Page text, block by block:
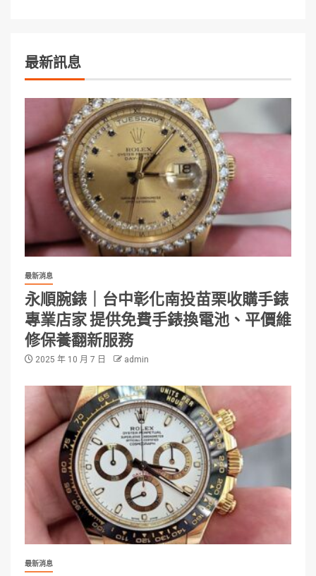
最新訊息
最新消息
永順腕錶｜台中彰化南投苗栗收購手錶
專業店家 提供免費手錶換電池、平價維
修保養翻新服務
2025 年 10 月 7 日 admin
最新消息